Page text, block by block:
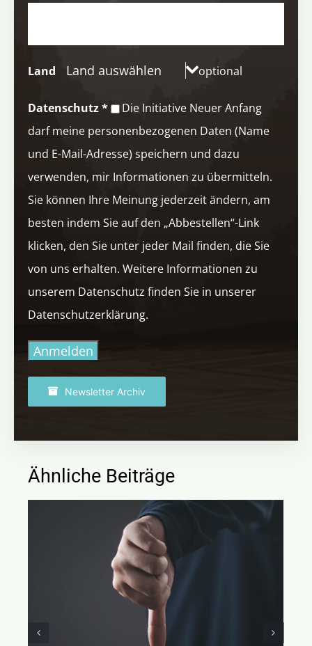
Land Land auswählen optional
Datenschutz*
Die Initiative Neuer Anfang
darf meine personenbezogenen Daten (Name
und E-Mail-Adresse) speichern und dazu
verwenden, mir Informationen zu übermitteln.
Sie können Ihre Meinung jederzeit ändern, am
besten indem Sie auf den „Abbestellen“-Link
klicken, den Sie unter jeder Mail finden, die Sie
von uns erhalten. Weitere Informationen zu
unserem Datenschutz finden Sie in unserer
Datenschutzerklärung.
Anmelden
Newsletter Archiv
Ähnliche Beiträge